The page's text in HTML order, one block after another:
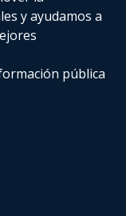
y ayudamos a
pública